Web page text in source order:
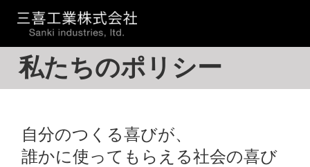
私たちのポリシー
自分のつくる喜びが、
誰かに使ってもらえる社会の喜び